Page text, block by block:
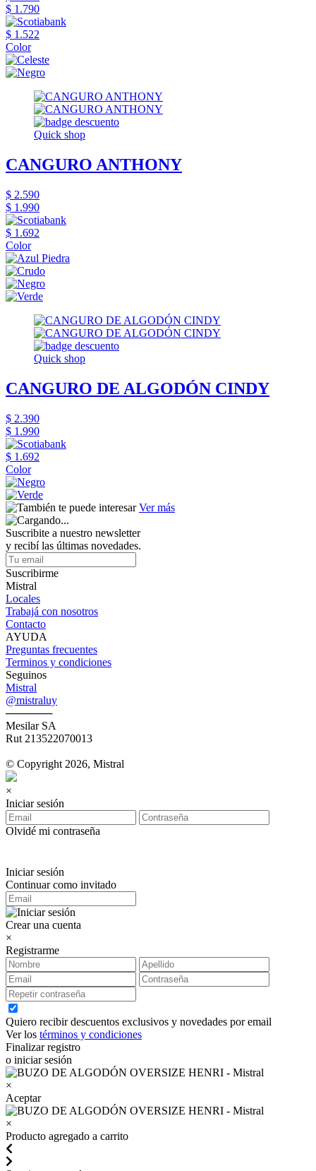
$ 1.790
$ 1.522
Color
Quick shop
CANGURO ANTHONY
$ 2.590
$ 1.990
$ 1.692
Color
Quick shop
CANGURO DE ALGODÓN CINDY
$ 2.390
$ 1.990
$ 1.692
Color
Ver más
Suscribite a nuestro newsletter
y recibí las últimas novedades.
Suscribirme
Mistral
Locales
Trabajá con nosotros
Contacto
AYUDA
Preguntas frecuentes
Terminos y condiciones
Seguinos
Mistral
@mistraluy
──────
Mesilar SA
Rut 213522070013
© Copyright 2026, Mistral
×
Iniciar sesión
Olvidé mi contraseña
Iniciar sesión
Continuar como invitado
Crear una cuenta
×
Registrarme
Quiero recibir descuentos exclusivos y novedades por email
Ver los términos y condiciones
Finalizar registro
o iniciar sesión
×
Aceptar
×
Producto agregado a carrito